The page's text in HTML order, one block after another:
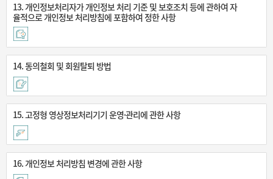
13. 개인정보처리자가 개인정보 처리 기준 및 보호조치 등에 관하여 자
율적으로 개인정보 처리방침에 포함하여 정한 사항
14. 동의철회 및 회원탈퇴 방법
15. 고정형 영상정보처리기기 운영·관리에 관한 사항
16. 개인정보 처리방침 변경에 관한 사항